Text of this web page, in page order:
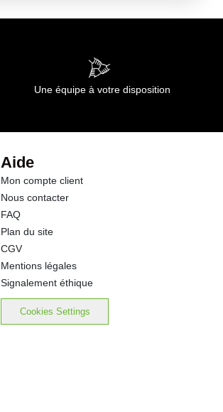
Une équipe à votre disposition
Aide
Mon compte client
Nous contacter
FAQ
Plan du site
CGV
Mentions légales
Signalement éthique
Cookies Settings